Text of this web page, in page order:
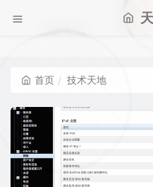
首页 技术天地